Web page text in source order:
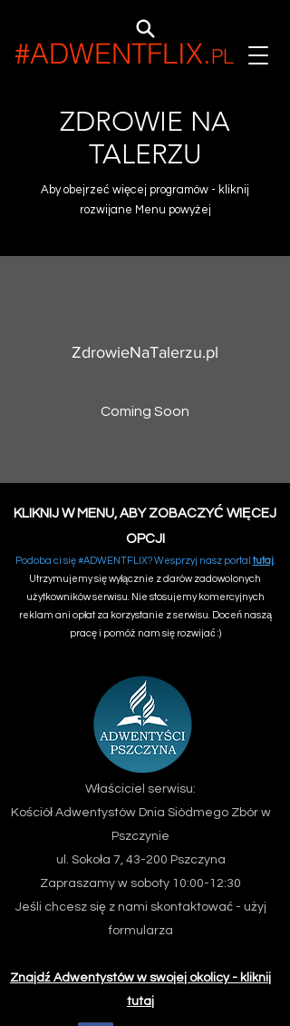
#ADWENTFLIX.PL
ZDROWIE NA
TALERZU
Aby obejrzeć więcej programów - kliknij
rozwijane Menu powyżej
ZdrowieNaTalerzu.pl
Coming Soon
KLIKNIJ W MENU, ABY ZOBACZYĆ WIĘCEJ
OPCJI
Podoba ci się #ADWENTFLIX? Wesprzyj nasz portal tutaj.
Utrzymujemy się wyłącznie z darów zadowolonych
użytkowników serwisu. Nie stosujemy komercyjnych
reklam ani opłat za korzystanie z serwisu. Doceń naszą
pracę i pomóż nam się rozwijać :)
Właściciel serwisu:
Kościół Adwentystów Dnia Siódmego Zbór w
Pszczynie
ul. Sokoła 7, 43-200 Pszczyna
Zapraszamy w soboty 10:00-12:30
Jeśli chcesz się z nami skontaktować - użyj
formularza
Znajdź Adwentystów w swojej okolicy - kliknij
tutaj